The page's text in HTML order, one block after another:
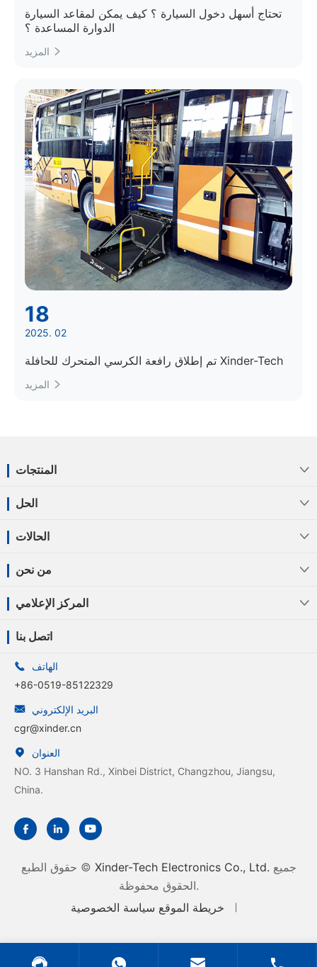
تحتاج أسهل دخول السيارة ؟ كيف يمكن لمقاعد السيارة
الدوارة المساعدة ؟

18
2025. 02
تم إطلاق رافعة الكرسي المتحرك للحافلة Xinder-Tech

المنتجات 
الحل 
الحالات 
من نحن 
المركز الإعلامي 
اتصل بنا

الهاتف
+86-0519-85122329

البريد الإلكتروني
cgr@xinder.cn

العنوان
NO. 3 Hanshan Rd., Xinbei District, Changzhou, Jiangsu,
China.
  
حقوق الطبع © Xinder-Tech Electronics Co., Ltd.
الحقوق محفوظة.
خريطة الموقع سياسة الخصوصية